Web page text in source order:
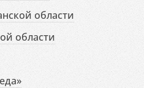
области
области